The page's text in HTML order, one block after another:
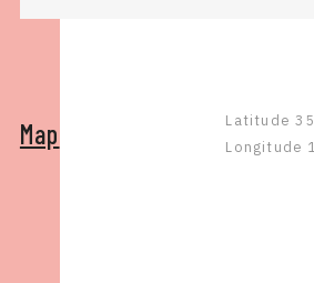
Map
Latitude
Longitude